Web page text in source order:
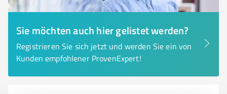
Sie möchten auch hier gelistet werden?
Registrieren Sie sich jetzt und werden Sie ein von
Kunden empfohlener ProvenExpert!